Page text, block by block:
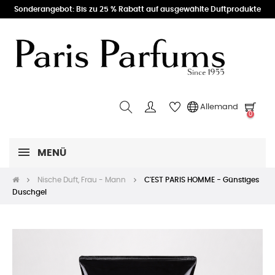
Sonderangebot: Bis zu 25 % Rabatt auf ausgewählte Duftprodukte
Allemand
0
MENÜ
Nische Duft, Frau - Mann
C'EST PARIS HOMME - Günstiges
Duschgel